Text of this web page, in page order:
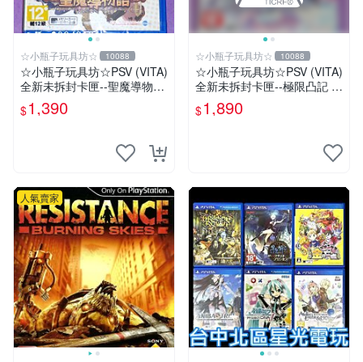
☆小瓶子玩具坊☆ 10088
☆小瓶子玩具坊☆PSV (VITA)
全新未拆封卡匣--聖魔導物語
(日版)
$1,390
☆小瓶子玩具坊☆ 10088
☆小瓶子玩具坊☆PSV (VITA)
全新未拆封卡匣--極限凸記 萌
萌編年史 限定版 (亞版)
$1,890
人氣賣家